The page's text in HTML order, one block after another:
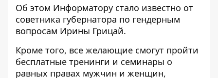
Об этом Информатору стало известно от
советника губернатора по гендерным
вопросам Ирины Грицай.
Кроме того, все желающие смогут пройти
бесплатные тренинги и семинары о
равных правах мужчин и женщин,